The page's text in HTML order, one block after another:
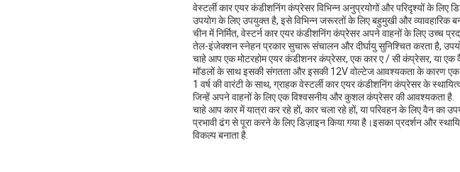
वेस्टर्ली कार एयर कंडीशनिंग कंप्रेसर विभिन्न अनुप्रयोगों और परिदृश्यों के लिए
उपयोग के लिए उपयुक्त है, इसे विभिन्न जरूरतों के लिए बहुमुखी और व्यावहारिक
चीन में निर्मित, वेस्टर्न कार एयर कंडीशनिंग कंप्रेसर अपने वाहनों के लिए
तेल-इंजेक्शन स्नेहन प्रकार सुचारू संचालन और दीर्घायु सुनिश्चित करता है,
चाहे आप एक मोटरहोम एयर कंडीशनर कंप्रेसर, एक कार ए / सी कंप्रेसर, या
मॉडलों के साथ इसकी संगतता और इसकी 12V वोल्टेज आवश्यकता के कारण एक
1 वर्ष की वारंटी के साथ, ग्राहक वेस्टर्ली कार एयर कंडीशनिंग कंप्रेसर के
जिन्हें अपने वाहनों के लिए एक विश्वसनीय और कुशल कंप्रेसर की आवश्यकता है.
चाहे आप कार में यात्रा कर रहे हों, कार चला रहे हों, या परिवहन के लिए वैन
प्रभावी ढंग से पूरा करने के लिए डिज़ाइन किया गया है।इसका प्रदर्शन और
विकल्प बनाता है.